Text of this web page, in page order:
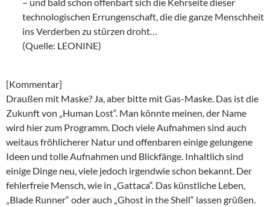
technologischen Errungenschaft, die die ganze Menschheit
ins Verderben zu stürzen droht…
(Quelle: LEONINE)
[Kommentar]
Draußen mit Maske? Ja, aber bitte mit Gas-Maske. Das ist die
Zukunft von „Human Lost“. Man könnte meinen, der Name
wird hier zum Programm. Doch viele Aufnahmen sind auch
weitaus fröhlicherer Natur und offenbaren einige gelungene
Ideen und tolle Aufnahmen und Blickfänge. Inhaltlich sind
einige Dinge neu, viele jedoch irgendwie schon bekannt. Der
fehlerfreie Mensch, wie in „Gattaca“. Das künstliche Leben,
„Blade Runner“ oder auch „Ghost in the Shell“ lassen grüßen.